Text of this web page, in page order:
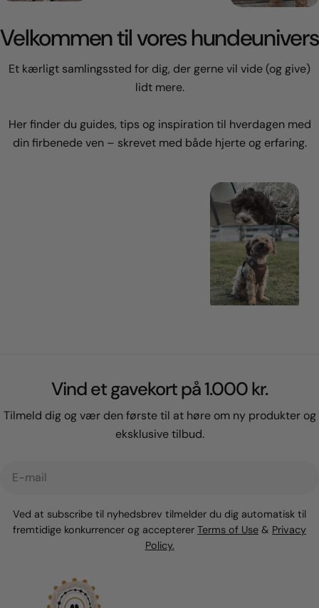
Velkommen til vores hundeunivers
Et kærligt samlingssted for dig, der gerne vil vide (og give)
lidt mere.
Her finder du guides, tips og inspiration til hverdagen med
din firbenede ven – skrevet med både hjerte og erfaring.
Vind et gavekort på 1.000 kr.
Tilmeld dig og vær den første til at høre om ny produkter og
eksklusive tilbud.
Ved at subscribe til nyhedsbrev tilmelder du dig automatisk til
fremtidige konkurrencer og accepterer Terms of Use & Privacy
Policy.